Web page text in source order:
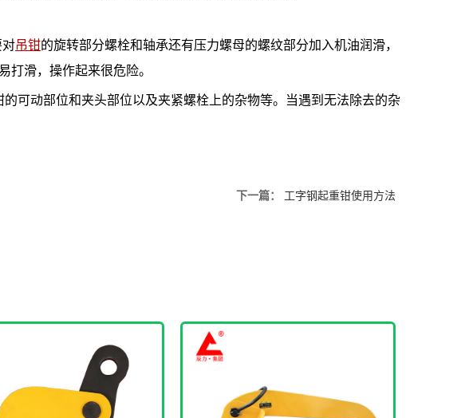
对吊钳的旋转部分螺栓和轴承还有压力螺母的螺纹部分加入机油润滑，
打滑，操作起来很危险。
可动部位和夹头部位以及夹紧螺栓上的杂物等。当遇到无法除去的杂
下一篇： 工字钢起重钳使用方法